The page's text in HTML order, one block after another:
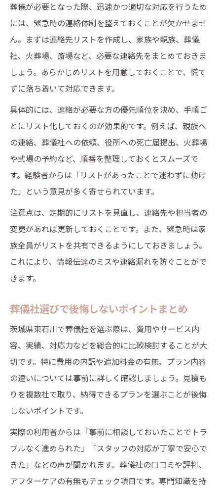
葬儀が必要となった際、迅速かつ適切な対応を行うため
には、緊急時の連絡体制を整えておくことが欠かせませ
ん。まずは連絡先リストを作成し、家族や親族、葬儀
社、火葬場、斎場など、必要な連絡先をまとめておきま
しょう。あらかじめリストを用意しておくことで、慌て
ずに落ち着いて対応できます。
具体的には、連絡が必要な方の優先順位を決め、手順ご
とにリスト化しておくのが効果的です。例えば、親族へ
の連絡、葬儀社への依頼、役所への死亡届提出、火葬場
や式場の予約など、順番を整理しておくとスムーズで
す。経験者からは「リストがあったことで迷わずに動け
た」という意見が多く寄せられています。
注意点は、定期的にリストを見直し、連絡先や担当者の
変更があれば更新しておくことです。また、緊急時は家
族全員がリストを共有できるようにしておきましょう。
これにより、情報伝達のミスや連絡漏れを防ぐことがで
きます。
葬儀社選びで後悔しないポイントまとめ
茨城県東石川で葬儀社を選ぶ際は、費用やサービス内
容、実績、対応力などを総合的に比較検討することが大
切です。特に費用の内訳や追加料金の有無、プラン内容
の違いについては事前に詳しく確認しましょう。見積も
りを複数社で取り、納得できるプランを選ぶことが後悔
しないポイントです。
実際の利用者からは「事前に相談しておいたことでトラ
ブルなく進められた」「スタッフの対応が丁寧で安心で
きた」などの声が聞かれます。葬儀社の口コミや評判、
アフターケアの有無もチェック項目です。専門知識を持